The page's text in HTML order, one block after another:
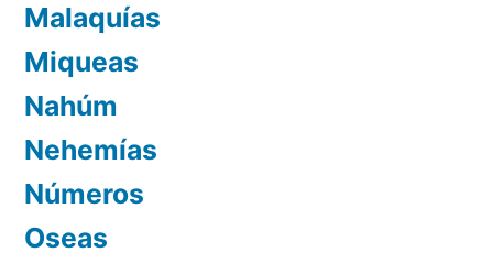
Malaquías
Miqueas
Nahúm
Nehemías
Números
Oseas